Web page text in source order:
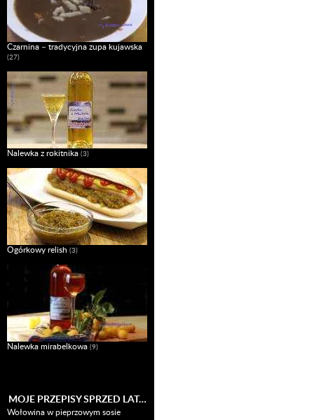
Czarnina – tradycyjna zupa kujawska
(27)
Nalewka z rokitnika (3)
Ogórkowy relish (3)
Nalewka mirabelkowa (9)
MOJE PRZEPISY SPRZED LAT…
Wołowina w pieprzowym sosie